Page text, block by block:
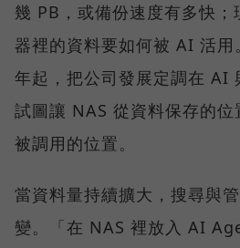
幾 PB，或備份速度有多快
器裡的資料要如何被 AI 活
年起，把公司發展定調在 AI
試圖讓 NAS 從資料保存的
被調用的位置。
當資料量持續擴大，搜尋與
變。「在 NAS 裡放入 AI